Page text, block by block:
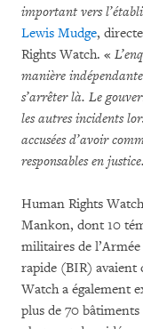
important vers
Lewis Mudge,
Rights Watch. «
manière
s’arrêter là. Le
les autres incidents
accusées d’avoir
responsables en justice.
Human Rights
Mankon, dont 10
militaires de
rapide (BIR) avaient
Watch a également
plus de 70 bâtiments